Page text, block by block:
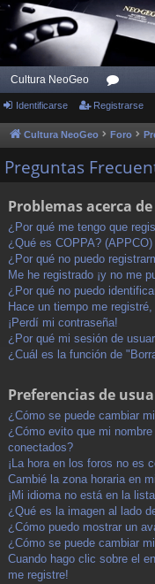
Cultura NeoGeo
or
os
Identificarse Registrarse
Cultura NeoGeo Foro
Preguntas
Problemas acerca
¿Por qué me tengo que
¿Qué es COPPA? (APPCO)
¿Por qué no puedo
Me he registrado ¡y no me
¿Por qué no puedo
Hace un tiempo me
¡Perdí mi contraseña!
¿Por qué mi sesión de
¿Cuál es la función de
Preferencias de
¿Cómo se puede cambiar
¿Cómo evito que mi
conectados?
¡La hora en los foros no es
Cambié la zona horaria en
¡Mi idioma no está en la
¿Qué es la imagen al lado
¿Cómo puedo mostrar un
¿Cómo se puede cambiar
Cuando hago clic sobre el
me registre!